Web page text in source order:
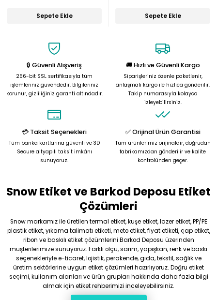
Sepete Ekle Sepete Ekle
🔒 Güvenli Alışveriş
256-bit SSL sertifikasıyla tüm
işlemleriniz güvendedir. Bilgileriniz
korunur, gizliliğiniz garanti altındadır.
🚚 Hızlı ve Güvenli Kargo
Siparişleriniz özenle paketlenir,
anlaşmalı kargo ile hızlıca gönderilir.
Takip numarasıyla kolayca
izleyebilirsiniz.
💳 Taksit Seçenekleri
Tüm banka kartlarına güvenli ve 3D
Secure altyapılı taksit imkânı
sunuyoruz.
✅ Orijinal Ürün Garantisi
Tüm ürünlerimiz orijinaldir, doğrudan
fabrikamızdan gönderilir ve kalite
kontrolünden geçer.
Snow Etiket ve Barkod Deposu Etiket
Çözümleri
Snow markamız ile üretilen termal etiket, kuşe etiket, lazer etiket, PP/PE
plastik etiket, yıkama talimatı etiketi, meto etiket, fiyat etiketi, çap etiket,
ribon ve baskılı etiket çözümlerini Barkod Deposu üzerinden
müşterilerimize sunuyoruz. Farklı ölçü, sarım, yapışkan, renk ve baskı
seçenekleriyle e-ticaret, lojistik, perakende, gıda, tekstil, sağlık ve
üretim sektörlerine uygun etiket çözümleri hazırlıyoruz. Doğru etiket
seçimi, kullanım alanları ve ürün grupları hakkında daha fazla bilgi
almak için etiket rehberimizi inceleyebilirsiniz.